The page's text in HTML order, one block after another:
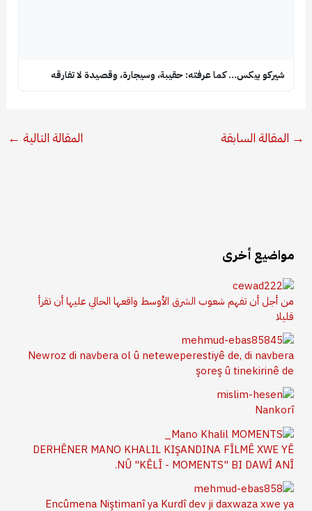
شيركو بيكس… كما عرفته: حقيبة، وسيجارة، وقصيدة لا تفارقه
→ المقالة السابقة المقالة التالية ←
مواضيع أخرى
من أجل أن تفهم شعوب الشرق الأوسط واقعها الحالي عليها أن تقرأ
قليلا
Newroz di navbera ol û neteweperestiyê de, di navbera
şoreş û tinekirinê de
Nankorî
DERHÊNER MANO KHALIL KIŞANDINA FÎLMÊ XWE YÊ
NÛ "KÊLÎ - MOMENTS" BI DAWÎ ANÎ.
Encûmena Niştimanî ya Kurdî dev ji daxwaza xwe ya